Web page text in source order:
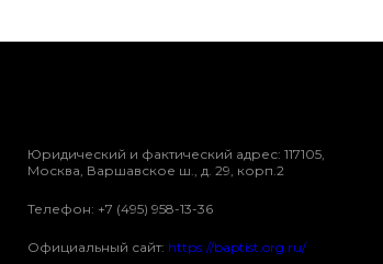
Юридический и фактический адрес: 117105,
Москва, Варшавское ш., д. 29, корп.2
Телефон: +7 (495) 958-13-36
Официальный сайт: https://baptist.org.ru/